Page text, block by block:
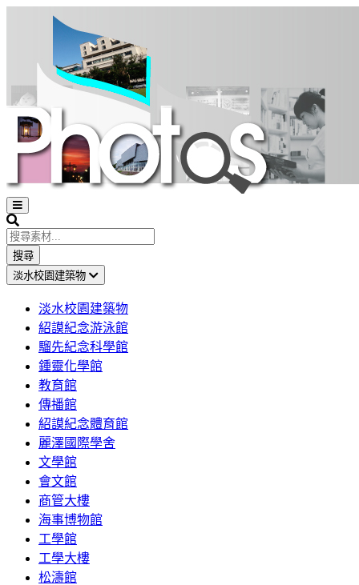
Open
sidebar
Search
搜尋
淡水校園建築物
淡水校園建築物
紹謨紀念游泳館
騮先紀念科學館
鍾靈化學館
教育館
傳播館
紹謨紀念體育館
麗澤國際學舍
文學館
會文館
商管大樓
海事博物館
工學館
工學大樓
松濤館